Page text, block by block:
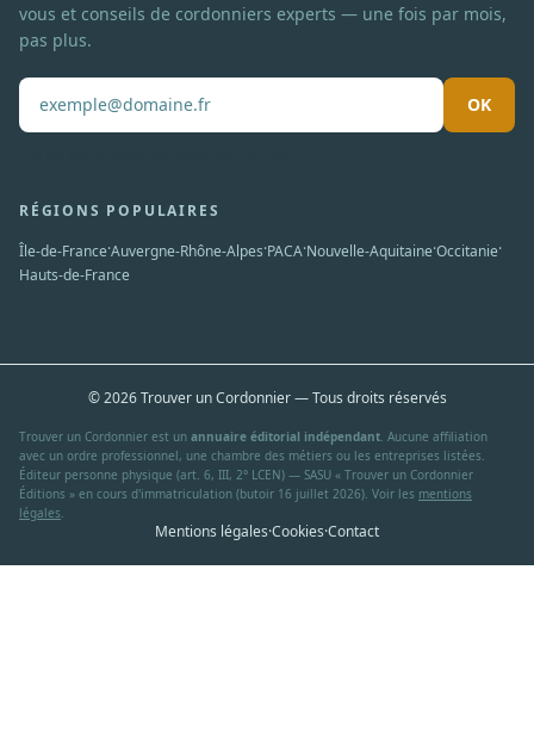
vous et conseils de cordonniers experts — une fois par mois,
pas plus.
OK
RÉGIONS POPULAIRES
Île-de-France·Auvergne-Rhône-Alpes·PACA·Nouvelle-Aquitaine·Occitanie·
Hauts-de-France
© 2026 Trouver un Cordonnier — Tous droits réservés
Trouver un Cordonnier est un annuaire éditorial indépendant. Aucune affiliation
avec un ordre professionnel, une chambre des métiers ou les entreprises listées.
Éditeur personne physique (art. 6, III, 2° LCEN) — SASU « Trouver un Cordonnier
Éditions » en cours d'immatriculation (butoir 16 juillet 2026). Voir les mentions
légales.
Mentions légales·Cookies·Contact